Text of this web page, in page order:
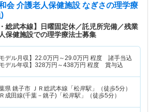
会 介護老人保健施設 なぎさの理学療
総武本線】日曜固定休／託児所完備／残業
保健施設での理学療法士募集
モデル月収】 22.0万円～29.0万円 程度 諸手当込
モデル年収】 328万円～438万円 程度 賞与込
県 銚子市 ＪＲ総武本線「松岸駅」（徒歩5分）
成田線(千葉－銚子)「松岸駅」（徒歩5分）